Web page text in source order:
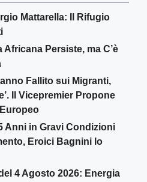
Mattarella: Il Rifugio
Africana Persiste, ma C’è
Fallito sui Migranti,
Il Vicepremier Propone
Anni in Gravi Condizioni
Eroici Bagnini lo
4 Agosto 2026: Energia